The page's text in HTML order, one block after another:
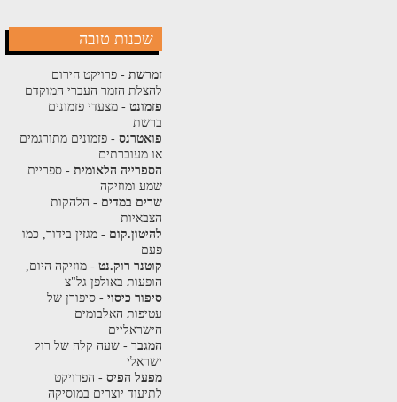
שכנות טובה
זמרשת- פרויקט חירום
להצלת הזמר העברי המוקדם
פזמונט- מצעדי פזמונים
ברשת
פואטרנס- פזמונים מתורגמים
או מעוברתים
הספרייה הלאומית- ספריית
שמע ומוזיקה
שרים במדים - הלהקות
הצבאיות
להיטון.קום - מגזין בידור, כמו
פעם
קוטנר רוק.נט- מוזיקה היום,
הופעות באולפן גל"צ
סיפור כיסוי- סיפורן של
עטיפות האלבומים
הישראליים
המגבר- שעה קלה של רוק
ישראלי
מפעל הפיס- הפרויקט
לתיעוד יוצרים במוסיקה